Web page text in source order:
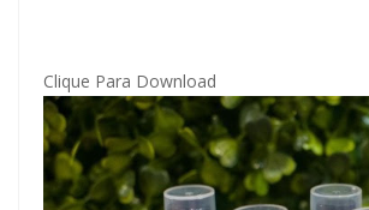
Clique Para Download